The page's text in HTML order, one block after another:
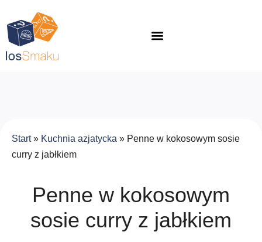
Start» Kuchnia azjatycka » Penne w kokosowym sosie
curry z jabłkiem
Penne w kokosowym
sosie curry z jabłkiem